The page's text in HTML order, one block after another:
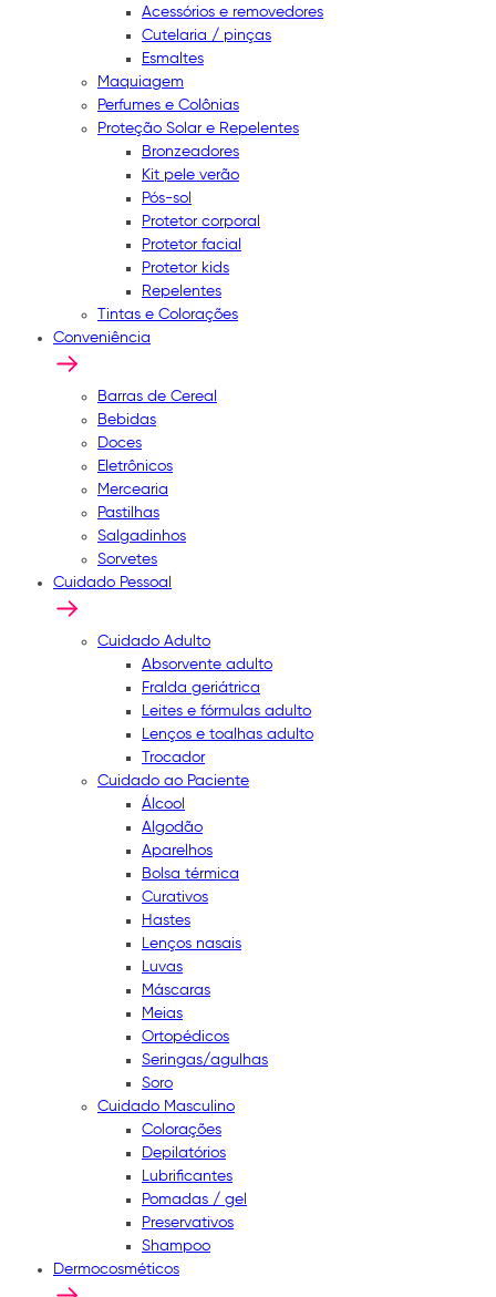
Acessórios e removedores
Cutelaria / pinças
Esmaltes
Maquiagem
Perfumes e Colônias
Proteção Solar e Repelentes
Bronzeadores
Kit pele verão
Pós-sol
Protetor corporal
Protetor facial
Protetor kids
Repelentes
Tintas e Colorações
Conveniência
Barras de Cereal
Bebidas
Doces
Eletrônicos
Mercearia
Pastilhas
Salgadinhos
Sorvetes
Cuidado Pessoal
Cuidado Adulto
Absorvente adulto
Fralda geriátrica
Leites e fórmulas adulto
Lenços e toalhas adulto
Trocador
Cuidado ao Paciente
Álcool
Algodão
Aparelhos
Bolsa térmica
Curativos
Hastes
Lenços nasais
Luvas
Máscaras
Meias
Ortopédicos
Seringas/agulhas
Soro
Cuidado Masculino
Colorações
Depilatórios
Lubrificantes
Pomadas / gel
Preservativos
Shampoo
Dermocosméticos